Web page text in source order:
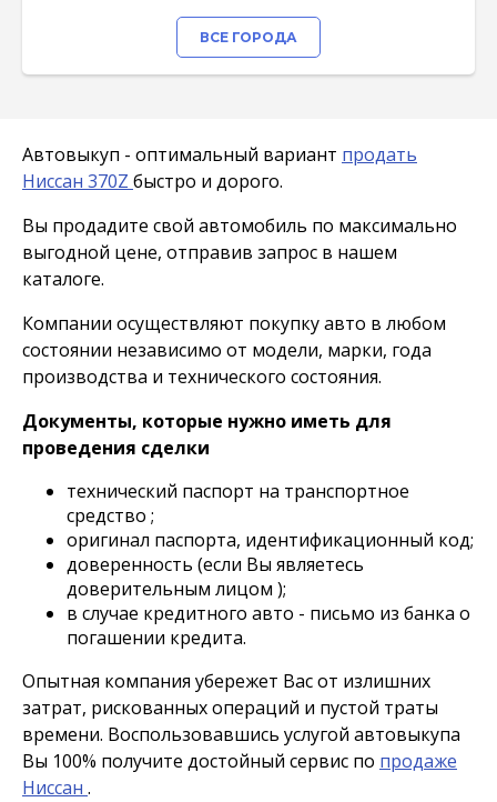
ВСЕ ГОРОДА
Автовыкуп - оптимальный вариант продать
Ниссан 370Z быстро и дорого.
Вы продадите свой автомобиль по максимально
выгодной цене, отправив запрос в нашем
каталоге.
Компании осуществляют покупку авто в любом
состоянии независимо от модели, марки, года
производства и технического состояния.
Документы, которые нужно иметь для
проведения сделки
технический паспорт на транспортное
средство ;
оригинал паспорта, идентификационный код;
доверенность (если Вы являетесь
доверительным лицом );
в случае кредитного авто - письмо из банка о
погашении кредита.
Опытная компания убережет Вас от излишних
затрат, рискованных операций и пустой траты
времени. Воспользовавшись услугой автовыкупа
Вы 100% получите достойный сервис по продаже
Ниссан .